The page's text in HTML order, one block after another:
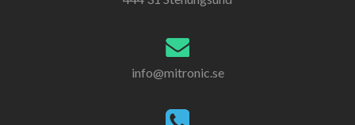
info@mitronic.se